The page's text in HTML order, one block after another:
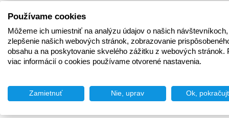
Používame cookies
Môžeme ich umiestniť na analýzu údajov o našich
zlepšenie našich webových stránok, zobrazovanie
obsahu a na poskytovanie skvelého zážitku z webových stránok.
viac informácií o cookies používame otvorené nastavenia.
Zamietnuť Nie, uprav Ok,